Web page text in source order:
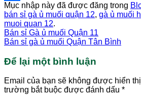
Share
Mục nhập này đã được đăng trong
bán sỉ gà ủ muối quận 12, gà ủ muối
muoi quan 12.
Bán sỉ Gà ủ muối Quận 11
Bán sỉ gà ủ muối Quận Tân Bình
Để lại một bình luận
Email của bạn sẽ không được hiển
trường bắt buộc được đánh dấu *